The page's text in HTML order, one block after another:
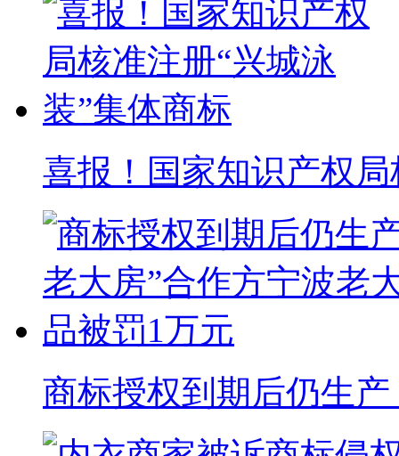
喜报！国家知识产权
商标授权到期后仍生产